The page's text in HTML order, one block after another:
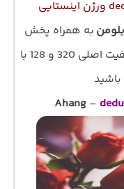
به همراه پخش
و 128 با
Ahang –